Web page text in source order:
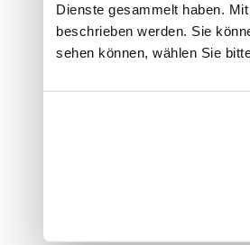
Dienste gesammelt haben.
beschrieben werden. Sie
sehen können, wählen Sie